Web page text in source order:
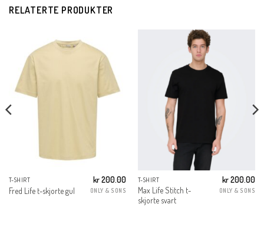
RELATERTE PRODUKTER
T-SHIRT
Fred Life t-skjorte gul
kr200.00
ONLY & SONS
T-SHIRT
Max Life Stitch t-
skjorte svart
kr200.00
ONLY & SONS